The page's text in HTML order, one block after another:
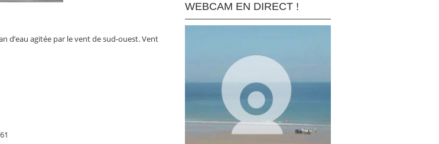
d’eau agitée par le vent de sud-ouest. Vent
WEBCAM EN DIRECT !